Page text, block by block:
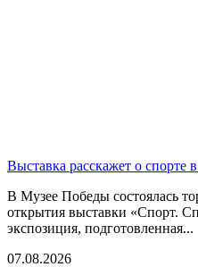
Выставка расскажет о спорте
В Музее Победы состоялась
открытия выставки «Спорт.
экспозиция, подготовленная...
07.08.2026